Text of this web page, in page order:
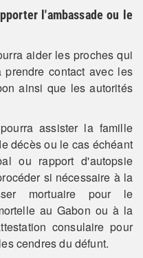
l'ambassade ou le
aider les proches qui
contact avec les
ainsi que les autorités
assister la famille
décès ou le cas échéant
ou rapport d'autopsie
si nécessaire à la
mortuaire pour le
au Gabon ou à la
consulaire pour
cendres du défunt.